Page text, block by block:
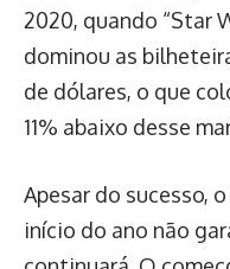
2020, quando “Star
dominou as
de dólares, o que
11% abaixo desse
Apesar do sucesso,
início do ano não